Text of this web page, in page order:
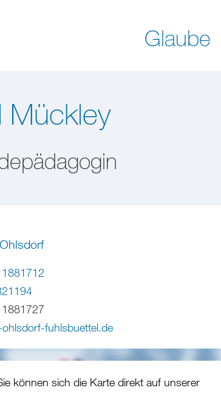
Glaube
Mückley
fuhlsbuettel.de
können sich die Karte direkt auf unserer